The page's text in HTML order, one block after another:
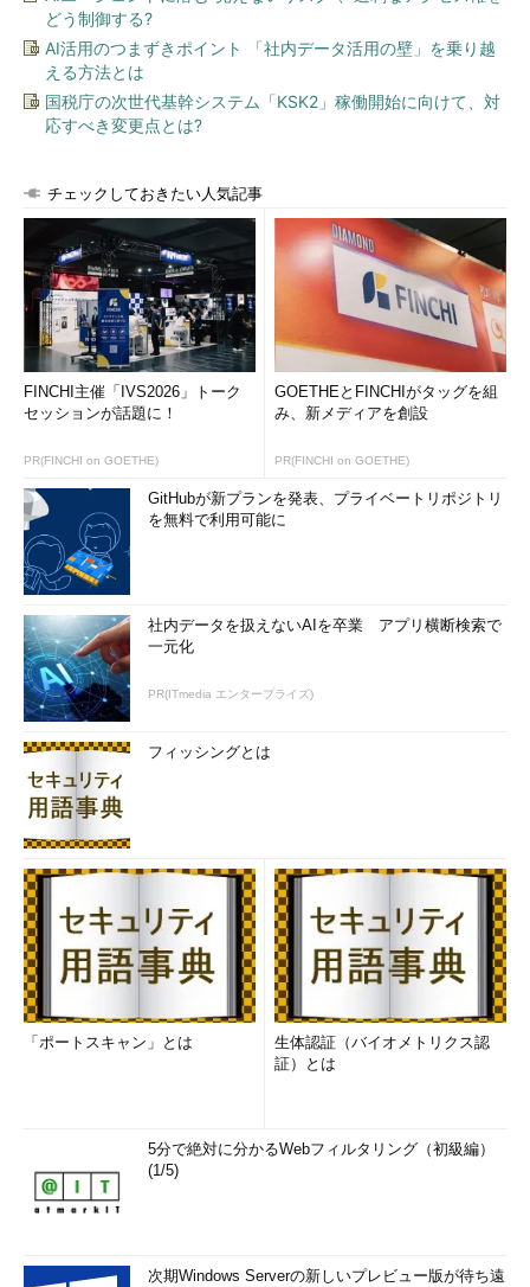
どう制御する?
AI活用のつまずきポイント 「社内データ活用の壁」を乗り越
える方法とは
国税庁の次世代基幹システム「KSK2」稼働開始に向けて、対
応すべき変更点とは?
チェックしておきたい人気記事
FINCHI主催「IVS2026」トーク
セッションが話題に！
PR(FINCHI on GOETHE)
GOETHEとFINCHIがタッグを組
み、新メディアを創設
PR(FINCHI on GOETHE)
GitHubが新プランを発表、プライベートリポジトリ
を無料で利用可能に
社内データを扱えないAIを卒業 アプリ横断検索で
一元化
PR(ITmedia エンタープライズ)
フィッシングとは
「ポートスキャン」とは
生体認証（バイオメトリクス認
証）とは
5分で絶対に分かるWebフィルタリング（初級編）
(1/5)
次期Windows Serverの新しいプレビュー版が待ち遠